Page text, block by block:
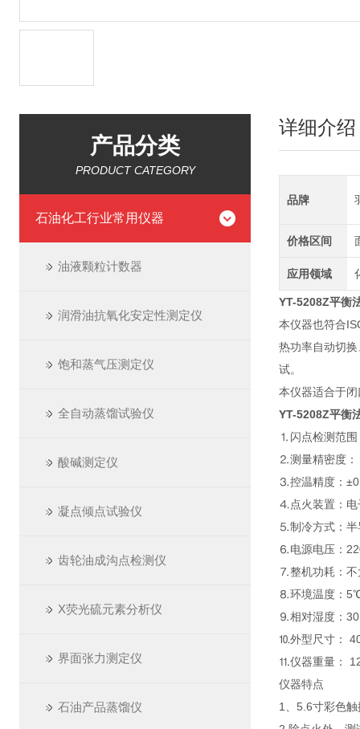
产品分类
PRODUCT CATEGORY
石油化工行业常用仪器
油液颗粒计数器
润滑油抗氧化安定性测定仪
饱和蒸气压测定仪
全自动蒸馏试验仪
酸碱测定仪
凝点倾点试验仪
齿轮油成沟点检测仪
X荧光硫元素分析仪
界面张力测定仪
石油产品蒸馏仪
详细介绍
品牌
价格区间
应用领域
YT-5208Z平衡
本仪器也符合
热功率自动切
试。
本仪器适合于
YT-5208Z平衡
⒈闪点检测范
⒉测量精密度：
⒊控温精度：
⒋点火装置：电
⒌制冷方式：半
⒍电源电压：
⒎整机功耗：不
⒏环境温度：
⒐相对湿度：
⒑外型尺寸：
⒒仪器重量：
仪器特点
1、5.6寸彩色